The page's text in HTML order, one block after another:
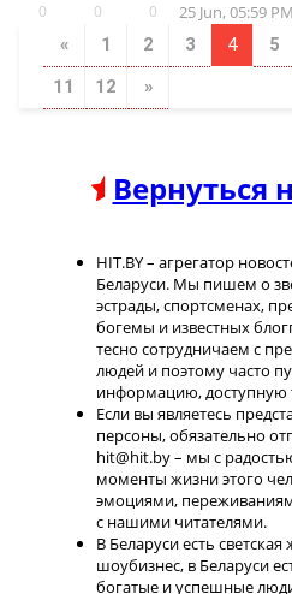
0 0 0 25 Jun, 05:59 PM
«
1 2 3 4 5
11
12 »
Вернуться
HIT.BY – агрегатор
Беларуси. Мы пишем о
эстрады, спортсменах,
богемы и известных
тесно сотрудничаем с
людей и поэтому часто
информацию, доступную
Если вы являетесь
персоны, обязательно
hit@hit.by – мы с
моменты жизни этого
эмоциями,
с нашими читателями.
В Беларуси есть
шоубизнес, в Беларуси
богатые и успешные